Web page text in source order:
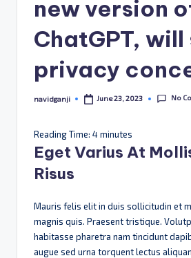
new version
ChatGPT, will
privacy
Posted
navidganji June 23, 2023 No
Reading Time: 4minutes
Eget Varius At
Risus
Mauris felis elit in duis sollicitudin et
magnis quis. Praesent tristique.
habitasse pharetra nam tincidunt
augue sed urna torquent lectus